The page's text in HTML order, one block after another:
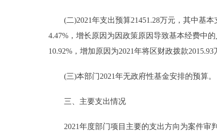
(二)2021年支出预算21451.28万元，其中基本
4.47%，增长原因为因政策原因导致基本经费中
10.92%，增加原因为2021年将区财政拨款
(三)本部门2021年无政府性基金安排的预算。
三、主要支出情况
2021年度部门项目主要的支出方向为案件审